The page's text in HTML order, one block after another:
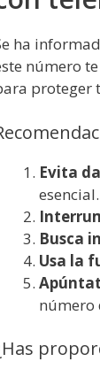
ha
número
proteger
Evita
esencial.
Busca
Usa la
número